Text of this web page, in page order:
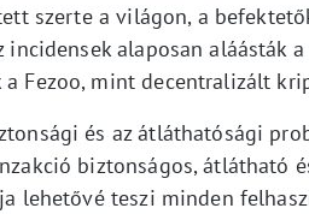
szerte a világon, a
incidensek alaposan
a Fezoo, mint decentralizált
és az átláthatósági
biztonságos, átlátható
lehetővé teszi minden